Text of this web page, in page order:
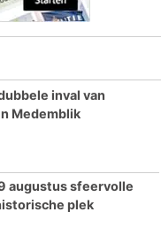
inval van
Medemblik
augustus sfeervolle
plek